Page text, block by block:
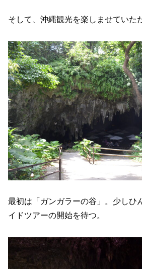
そして、沖縄観光を楽しませていた
最初は「ガンガラーの谷」。少しひ
イドツアーの開始を待つ。